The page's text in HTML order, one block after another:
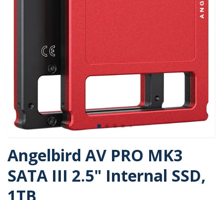
Angelbird AV PRO MK3
SATA III 2.5" Internal SSD,